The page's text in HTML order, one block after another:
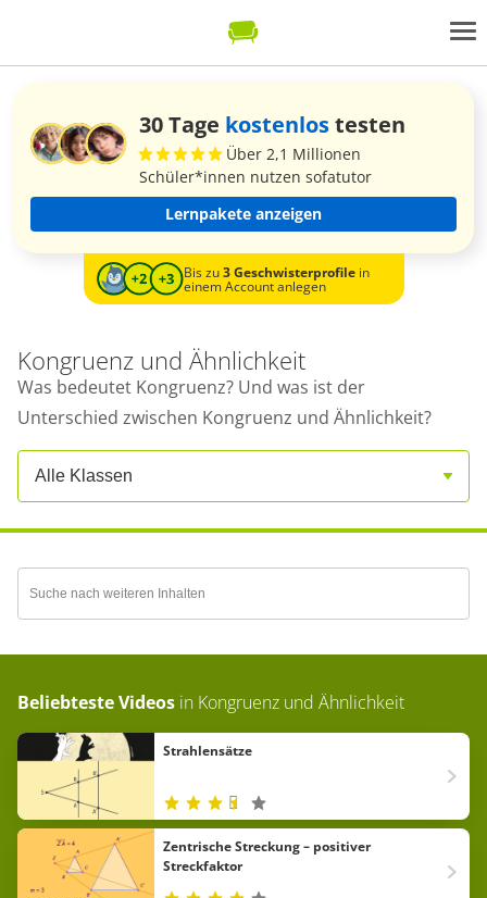
30 Tage kostenlostesten
Über 2,1 Millionen
Schüler*innen nutzen sofatutor
Lernpakete anzeigen
Bis zu3 Geschwisterprofilein
einem Account anlegen
Kongruenz und Ähnlichkeit
Was bedeutet Kongruenz? Und was ist der
Unterschied zwischen Kongruenz und Ähnlichkeit?
Alle Klassen
Beliebteste Videos in Kongruenz und Ähnlichkeit
Strahlensätze
Zentrische Streckung – positiver
Streckfaktor